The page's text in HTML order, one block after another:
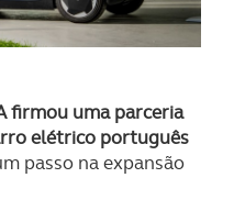
firmou uma parceria
elétrico português
passo na expansão